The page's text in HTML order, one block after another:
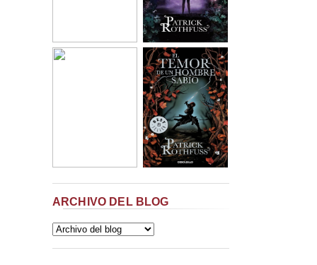
ARCHIVO DEL BLOG